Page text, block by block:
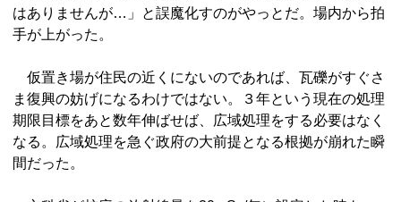
はありませんが…」と誤魔化すのがやっとだ。場内から拍
手が上がった。
仮置き場が住民の近くにないのであれば、瓦礫がすぐさ
ま復興の妨げになるわけではない。３年という現在の処理
期限目標をあと数年伸ばせば、広域処理をする必要はなく
なる。広域処理を急ぐ政府の大前提となる根拠が崩れた瞬
間だった。